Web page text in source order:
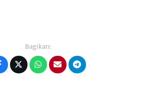
Bagikan: